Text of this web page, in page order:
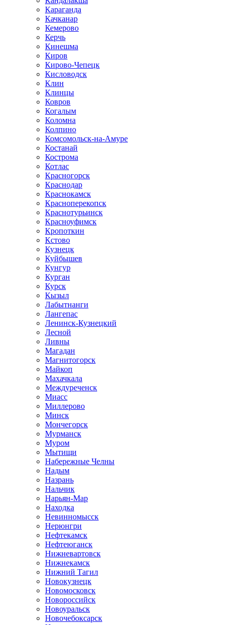
Караганда
Качканар
Кемерово
Керчь
Кинешма
Киров
Кирово-Чепецк
Кисловодск
Клин
Клинцы
Ковров
Когалым
Коломна
Колпино
Комсомольск-на-Амуре
Костанай
Кострома
Котлас
Красногорск
Краснодар
Краснокамск
Красноперекопск
Краснотурьинск
Красноуфимск
Кропоткин
Кстово
Кузнецк
Куйбышев
Кунгур
Курган
Курск
Кызыл
Лабытнанги
Лангепас
Ленинск-Кузнецкий
Лесной
Ливны
Магадан
Магнитогорск
Майкоп
Махачкала
Междуреченск
Миасс
Миллерово
Минск
Мончегорск
Мурманск
Муром
Мытищи
Набережные Челны
Надым
Назрань
Нальчик
Нарьян-Мар
Находка
Невинномысск
Нерюнгри
Нефтекамск
Нефтеюганск
Нижневартовск
Нижнекамск
Нижний Тагил
Новокузнецк
Новомосковск
Новороссийск
Новоуральск
Новочебоксарск